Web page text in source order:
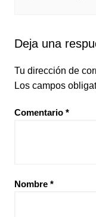
Deja una
Tu dirección de
Los campos
Comentario *
Nombre *